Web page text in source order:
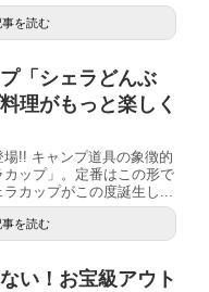
事を読む
「シェラどんぶ
理がもっと楽しく
!! キャンプ道具の象徴的
ップ」。定番はこの形で
カップがこの度誕生し...
事を読む
い！お宝級アウト